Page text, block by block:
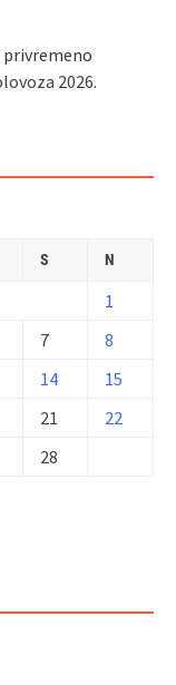
2026.
S N
1
7
8
14
15
21
22
28